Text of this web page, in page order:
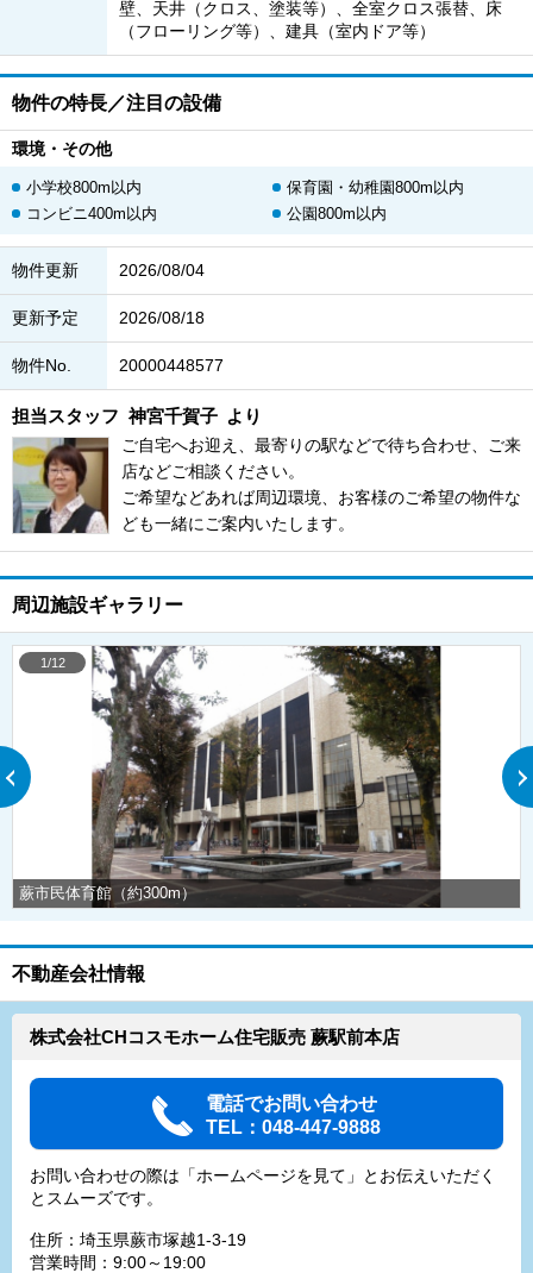
壁、天井（クロス、塗装等）、全室クロス張替、床
（フローリング等）、建具（室内ドア等）
物件の特長／注目の設備
環境・その他
小学校800m以内
保育園・幼稚園800m以内
コンビニ400m以内
公園800m以内
物件更新 2026/08/04
更新予定 2026/08/18
物件No. 20000448577
担当スタッフ 神宮千賀子 より
ご自宅へお迎え、最寄りの駅などで待ち合わせ、ご来
店などご相談ください。
ご希望などあれば周辺環境、お客様のご希望の物件な
ども一緒にご案内いたします。
周辺施設ギャラリー
蕨市民体育館（約300m）
1/12
不動産会社情報
株式会社CHコスモホーム住宅販売 蕨駅前本店
電話でお問い合わせ
TEL：048-447-9888
お問い合わせの際は「ホームページを見て」とお伝えいただく
とスムーズです。
住所：埼玉県蕨市塚越1-3-19
営業時間：9:00～19:00